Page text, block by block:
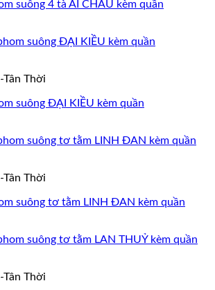
suông 4 tà ÁI CHÂU kèm quần
Tân Thời
suông ĐẠI KIỀU kèm quần
Tân Thời
suông tơ tằm LINH ĐAN kèm quần
Tân Thời